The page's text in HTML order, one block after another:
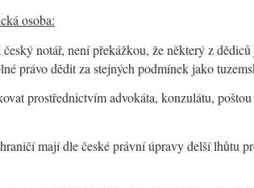
osoba:
notář, není překážkou, že některý z
právo dědit za stejných podmínek jako
prostřednictvím advokáta, konzulátu,
mají dle české právní úpravy delší lhůtu